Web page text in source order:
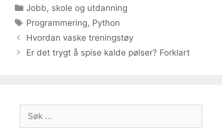
Kategorier
Jobb, skole og utdanning
Stikkord
Programmering, Python
Hvordan vaske treningstøy
Er det trygt å spise kalde pølser? Forklart
etter: